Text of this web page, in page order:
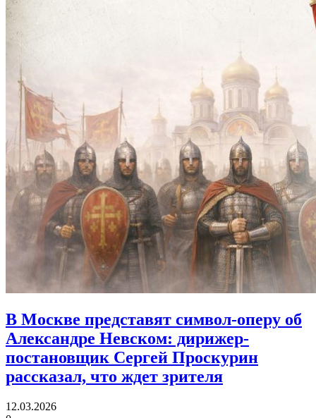
В Москве представят символ-оперу об
Александре Невском: дирижер-
постановщик Сергей Проскурин
рассказал, что ждет зрителя
12.03.2026